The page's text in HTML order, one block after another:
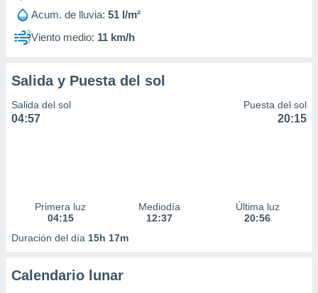
1199
Acum. de lluvia: 51 l/m²
Viento medio: 11 km/h
Salida y Puesta del sol
Salida del sol
04:57
Puesta del sol
20:15
Primera luz
04:15
Mediodía
12:37
Última luz
20:56
Duración del día 15h 17m
Calendario lunar